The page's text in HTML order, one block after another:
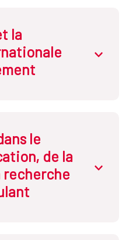
la
le
de la